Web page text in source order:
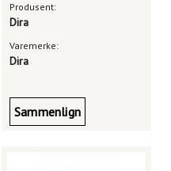
Produsent:
Dira
Varemerke:
Dira
Sammenlign